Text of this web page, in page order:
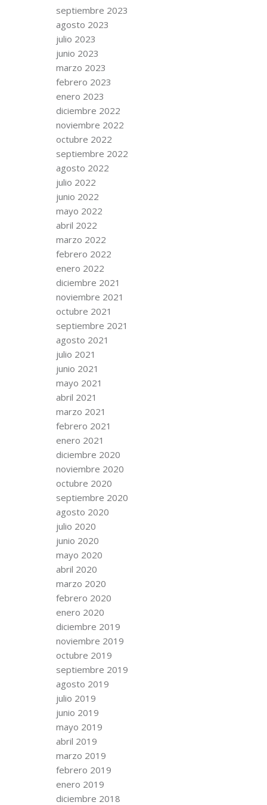
septiembre 2023
agosto 2023
julio 2023
junio 2023
marzo 2023
febrero 2023
enero 2023
diciembre 2022
noviembre 2022
octubre 2022
septiembre 2022
agosto 2022
julio 2022
junio 2022
mayo 2022
abril 2022
marzo 2022
febrero 2022
enero 2022
diciembre 2021
noviembre 2021
octubre 2021
septiembre 2021
agosto 2021
julio 2021
junio 2021
mayo 2021
abril 2021
marzo 2021
febrero 2021
enero 2021
diciembre 2020
noviembre 2020
octubre 2020
septiembre 2020
agosto 2020
julio 2020
junio 2020
mayo 2020
abril 2020
marzo 2020
febrero 2020
enero 2020
diciembre 2019
noviembre 2019
octubre 2019
septiembre 2019
agosto 2019
julio 2019
junio 2019
mayo 2019
abril 2019
marzo 2019
febrero 2019
enero 2019
diciembre 2018